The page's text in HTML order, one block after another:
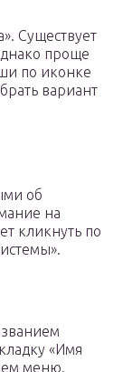
Существует
проще
по иконке
вариант
об
на
кликнуть по
«Имя
меню.